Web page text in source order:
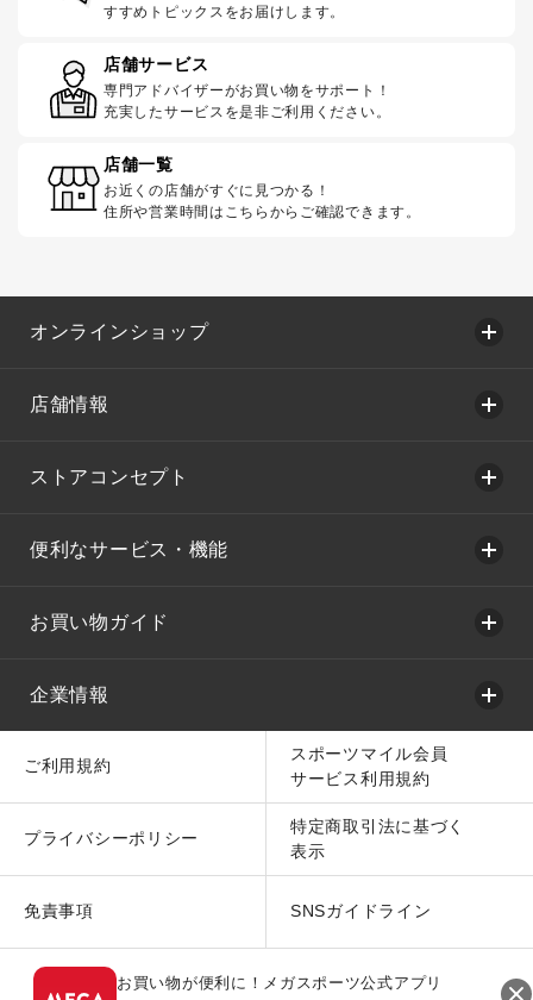
すすめトピックスをお届けします。
店舗サービス
専門アドバイザーがお買い物をサポート！
充実したサービスを是非ご利用ください。
店舗一覧
お近くの店舗がすぐに見つかる！
住所や営業時間はこちらからご確認できます。
オンラインショップ
店舗情報
ストアコンセプト
便利なサービス・機能
お買い物ガイド
企業情報
ご利用規約
スポーツマイル会員
サービス利用規約
プライバシーポリシー
特定商取引法に基づく
表示
免責事項 SNSガイドライン
お買い物が便利に！メガスポーツ公式アプリ